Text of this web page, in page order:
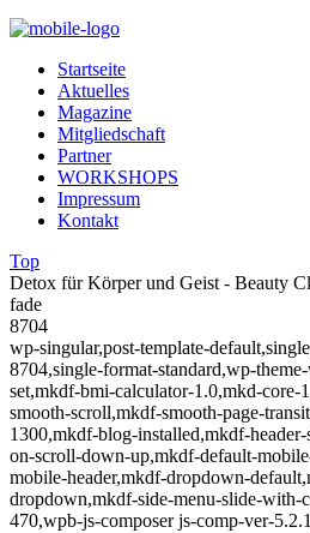
Startseite
Aktuelles
Magazine
Mitgliedschaft
Partner
WORKSHOPS
Impressum
Kontakt
Top
Detox für Körper und Geist - Beauty
fade
8704
wp-singular,post-template-
8704,single-format-standard,wp-
set,mkdf-bmi-calculator-1.0,mkd-
smooth-scroll,mkdf-smooth-page-
1300,mkdf-blog-installed,mkdf-
on-scroll-down-up,mkdf-default-
mobile-header,mkdf-dropdown-
dropdown,mkdf-side-menu-slide-with-
470,wpb-js-composer js-comp-ver-